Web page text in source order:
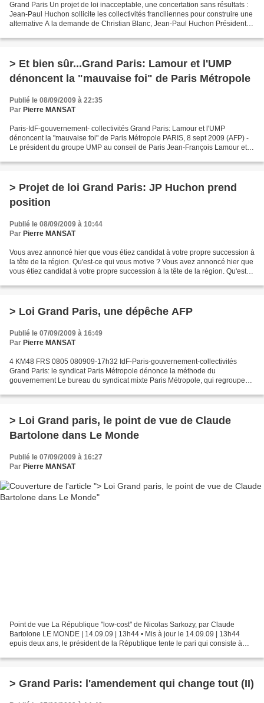
Grand Paris Un projet de loi inacceptable, une concertation sans résultats :
Jean-Paul Huchon sollicite les collectivités franciliennes pour construire une
alternative A la demande de Christian Blanc, Jean-Paul Huchon Président
> Et bien sûr...Grand Paris: Lamour et l'UMP
dénoncent la "mauvaise foi" de Paris Métropole
Publié le 08/09/2009 à 22:35
Par Pierre MANSAT
Paris-IdF-gouvernement- collectivités Grand Paris: Lamour et l'UMP
dénoncent la "mauvaise foi" de Paris Métropole PARIS, 8 sept 2009 (AFP) -
Le président du groupe UMP au conseil de Paris Jean-François Lamour et
> Projet de loi Grand Paris: JP Huchon prend
position
Publié le 08/09/2009 à 10:44
Par Pierre MANSAT
Vous avez annoncé hier que vous étiez candidat à votre propre succession à
la tête de la région. Qu'est-ce qui vous motive ? Vous avez annoncé hier que
vous étiez candidat à votre propre succession à la tête de la région. Qu'est-
> Loi Grand Paris, une dépêche AFP
Publié le 07/09/2009 à 16:49
Par Pierre MANSAT
4 KM48 FRS 0805 080909-17h32 IdF-Paris-gouvernement-collectivités
Grand Paris: le syndicat Paris Métropole dénonce la méthode du
gouvernement Le bureau du syndicat mixte Paris Métropole, qui regroupe
> Loi Grand paris, le point de vue de Claude
Bartolone dans Le Monde
Publié le 07/09/2009 à 16:27
Par Pierre MANSAT
Point de vue La République "low-cost" de Nicolas Sarkozy, par Claude
Bartolone LE MONDE | 14.09.09 | 13h44 • Mis à jour le 14.09.09 | 13h44
epuis deux ans, le président de la République tente le pari qui consiste à
> Grand Paris: l'amendement qui change tout (II)